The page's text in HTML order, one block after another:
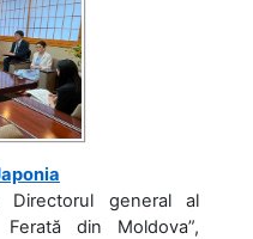
general al
din Moldova”,